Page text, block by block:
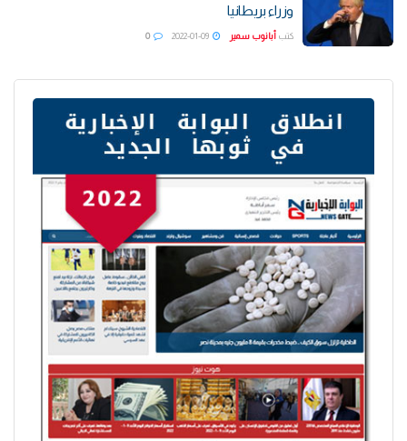
وزراء بريطانيا
كتب أبانوب سمير 0